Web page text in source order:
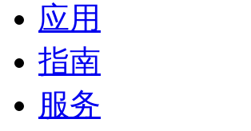
应用
指南
服务